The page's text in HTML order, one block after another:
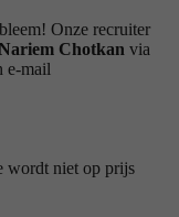
Onze recruiter
Chotkan via
e-mail
wordt niet op prijs